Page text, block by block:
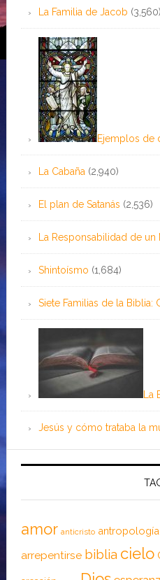
La Familia de Jacob (3,560)
Ejemplos de
La Cabaña (2,940)
El plan de Satanás (2,536)
La Responsabilidad de
Shintoísmo (1,684)
Siete Familias de la Biblia:
Jesús y cómo trataba la
amor anticristo antropología
arrepentirse biblia cielo